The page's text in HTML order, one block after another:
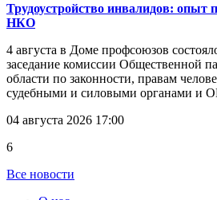
Трудоустройство инвалидов: опыт
НКО
4 августа в Доме профсоюзов
заседание комиссии Общественной
области по законности, правам
судебными и силовыми органами и
04 августа 2026 17:00
6
Все новости